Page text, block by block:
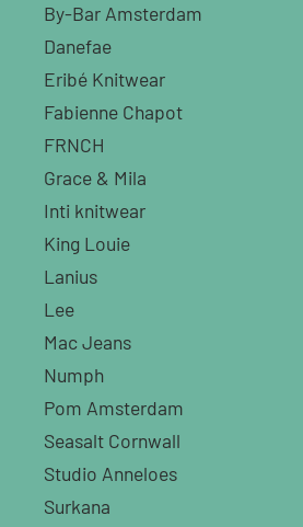
By-Bar Amsterdam
Danefae
Eribé Knitwear
Fabienne Chapot
FRNCH
Grace & Mila
Inti knitwear
King Louie
Lanius
Lee
Mac Jeans
Numph
Pom Amsterdam
Seasalt Cornwall
Studio Anneloes
Surkana